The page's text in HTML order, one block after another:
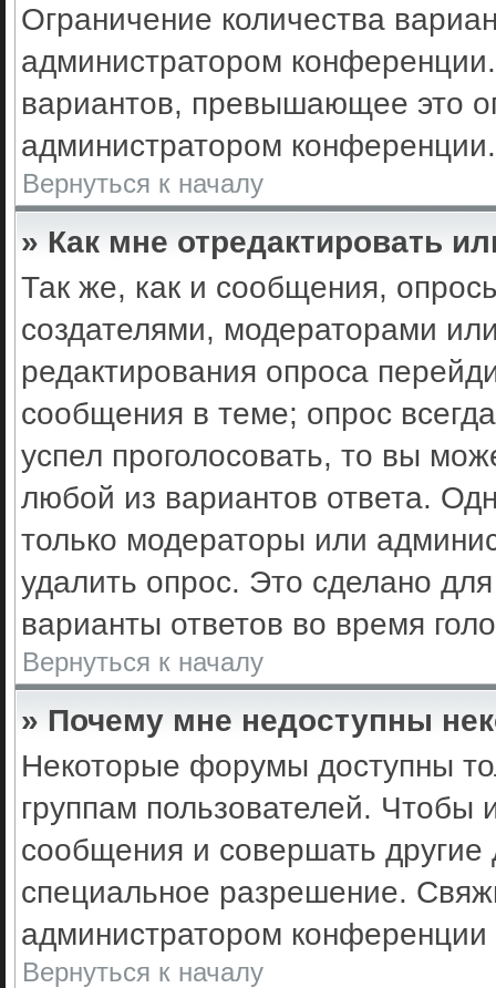
Ограничение количества
администратором
вариантов, превышающее это
администратором конференции.
Вернуться к началу
» Как мне отредактировать
Так же, как и сообщения,
создателями, модераторами
редактирования опроса
сообщения в теме; опрос
успел проголосовать, то вы
любой из вариантов ответа.
только модераторы или
удалить опрос. Это сделано
варианты ответов во время
Вернуться к началу
» Почему мне недоступны
Некоторые форумы доступны
группам пользователей. Чтобы
сообщения и совершать
специальное разрешение.
администратором
Вернуться к началу